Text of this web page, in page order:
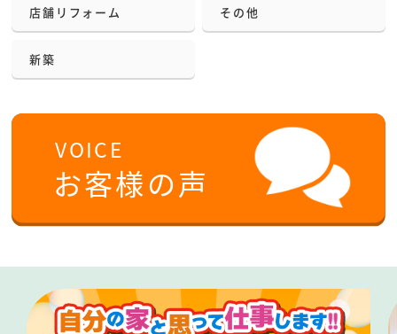
店舗リフォーム その他
新築